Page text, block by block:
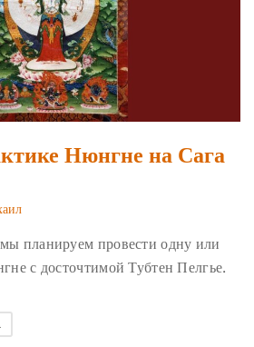
Нюнгне на Сага
планируем провести одну или
с досточтимой Тубтен Пелгье.